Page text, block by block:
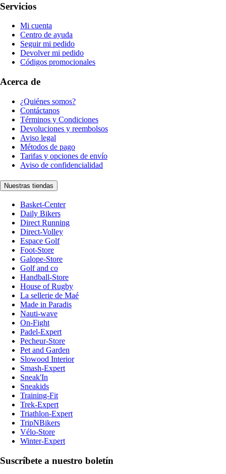
Servicios
Mi cuenta
Centro de ayuda
Seguir mi pedido
Devolver mi pedido
Códigos promocionales
Acerca de
¿Quiénes somos?
Contáctanos
Términos y Condiciones
Devoluciones y reembolsos
Aviso legal
Métodos de pago
Tarifas y opciones de envío
Aviso de confidencialidad
Nuestras tiendas
Basket-Center
Daily Bikers
Direct Running
Direct-Volley
Espace Golf
Foot-Store
Galope-Store
Golf and co
Handball-Store
House of Rugby
La sellerie de Maé
Made in Paradis
Nauti-wave
On-Fight
Padel-Expert
Pecheur-Store
Pet and Garden
Slowood Interior
Smash-Expert
Sneak'In
Sneakids
Training-Fit
Trek-Expert
Triathlon-Expert
TripNBikers
Vélo-Store
Winter-Expert
Suscríbete a nuestro boletín